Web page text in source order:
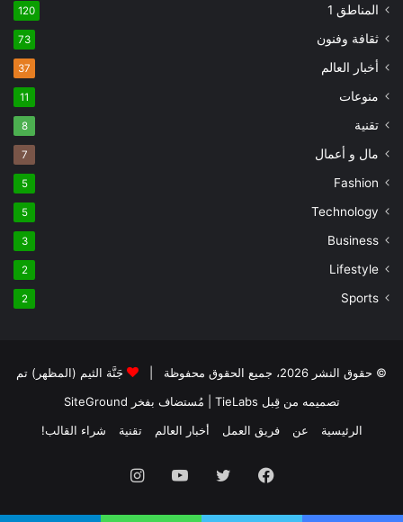
المناطق 1 120
ثقافة وفنون 73
أخبار العالم 37
منوعات 11
تقنية 8
مال و أعمال 7
Fashion
5
Technology
5
Business
3
Lifestyle
2
Sports
2
© حقوق النشر 2026، جميع الحقوق محفوظة |
جَنَّة الثيم (المظهر) تم
تصميمه من قِبل TieLabs
| مُستضاف بفخر SiteGround
الرئيسية
عن فريق العمل أخبار العالم تقنية شراء القالب!
فيسبوك تويتر يوتيوب